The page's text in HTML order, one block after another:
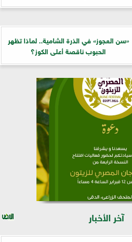
«سن العجوز» في الذرة الشامية.. لماذا تظهر
الحبوب ناقصة أعلى الكوز؟
آخر الأخبار